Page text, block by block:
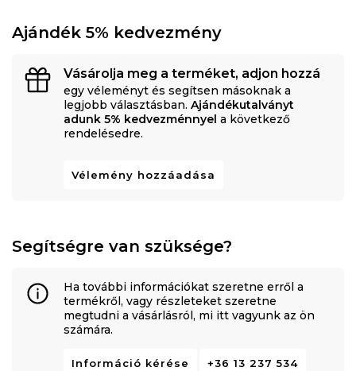
Ajándék 5% kedvezmény
Vásárolja meg a terméket, adjon hozzá
egy véleményt és segítsen másoknak a
legjobb választásban. Ajándékutalványt
adunk 5% kedvezménnyel a következő
rendelésedre.
Vélemény hozzáadása
Segítségre van szüksége?
Ha további információkat szeretne erről a
termékről, vagy részleteket szeretne
megtudni a vásárlásról, mi itt vagyunk az ön
számára.
Információ kérése +36 13 237 534